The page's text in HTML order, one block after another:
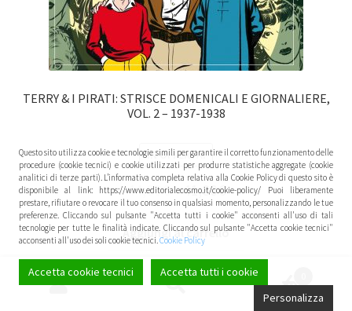
TERRY & I PIRATI: STRISCE DOMENICALI E GIORNALIERE,
VOL. 2 – 1937-1938
IN OFFERTA!
44,00€ 41,80€
Aggiungi al carrello
Questo sito utilizza cookie e tecnologie simili per garantire il corretto funzionamento delle
procedure (cookie tecnici) e cookie utilizzati per produrre statistiche aggregate (cookie
analitici di terze parti). L’informativa completa relativa alla Cookie Policy di questo sito è
disponibile al link: https://www.editorialecosmo.it/cookie-policy/ Puoi liberamente
prestare, rifiutare o revocare il tuo consenso in qualsiasi momento, personalizzando le tue
preferenze. Cliccando sul pulsante "Accetta tutti i cookie" acconsenti all'uso di tali
tecnologie per tutte le finalità indicate. Cliccando sul pulsante "Accetta cookie tecnici"
acconsenti all'uso dei soli cookie tecnici.Cookie Policy
Accetta cookie tecnici
Accetta tutti i cookie
Personalizza